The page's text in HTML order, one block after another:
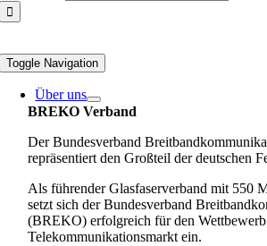
Toggle Navigation
Über uns
BREKO Verband
Der Bundesverband
repräsentiert den Großteil der deutschen
Als führender Glasfaserverband mit 550
setzt sich der Bundesverband
(BREKO) erfolgreich für den Wettbewerb
Telekommunikationsmarkt ein.